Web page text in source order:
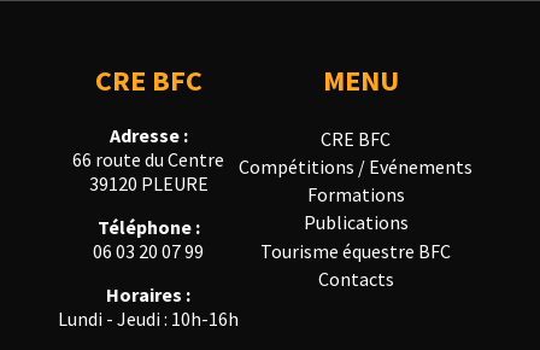
CRE BFC
Adresse :
66 route du Centre
39120 PLEURE
Téléphone :
06 03 20 07 99
Horaires :
Lundi - Jeudi : 10h-16h
MENU
CRE BFC
Compétitions / Evénements
Formations
Publications
Tourisme équestre BFC
Contacts